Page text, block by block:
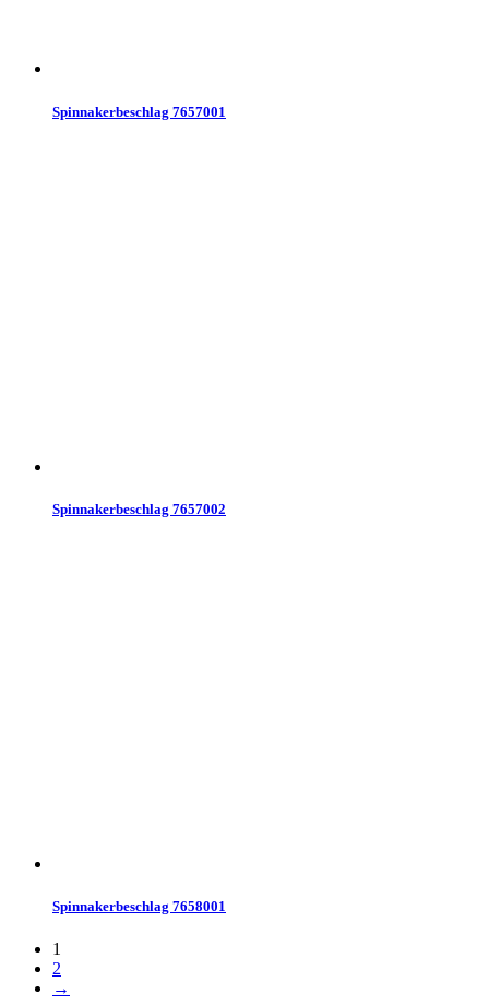
Spinnakerbeschlag 7657001
Spinnakerbeschlag 7657002
Spinnakerbeschlag 7658001
1
2
→